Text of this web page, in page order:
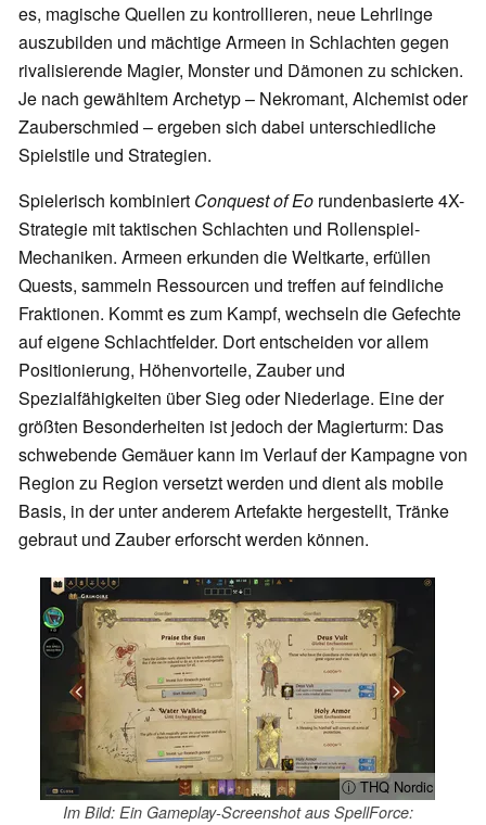
es, magische Quellen zu kontrollieren, neue Lehrlinge
auszubilden und mächtige Armeen in Schlachten gegen
rivalisierende Magier, Monster und Dämonen zu schicken.
Je nach gewähltem Archetyp – Nekromant, Alchemist oder
Zauberschmied – ergeben sich dabei unterschiedliche
Spielstile und Strategien.
Spielerisch kombiniert Conquest of Eo rundenbasierte 4X-
Strategie mit taktischen Schlachten und Rollenspiel-
Mechaniken. Armeen erkunden die Weltkarte, erfüllen
Quests, sammeln Ressourcen und treffen auf feindliche
Fraktionen. Kommt es zum Kampf, wechseln die Gefechte
auf eigene Schlachtfelder. Dort entscheiden vor allem
Positionierung, Höhenvorteile, Zauber und
Spezialfähigkeiten über Sieg oder Niederlage. Eine der
größten Besonderheiten ist jedoch der Magierturm: Das
schwebende Gemäuer kann im Verlauf der Kampagne von
Region zu Region versetzt werden und dient als mobile
Basis, in der unter anderem Artefakte hergestellt, Tränke
gebraut und Zauber erforscht werden können.
ⓘ THQ Nordic
Im Bild: Ein Gameplay-Screenshot aus SpellForce: